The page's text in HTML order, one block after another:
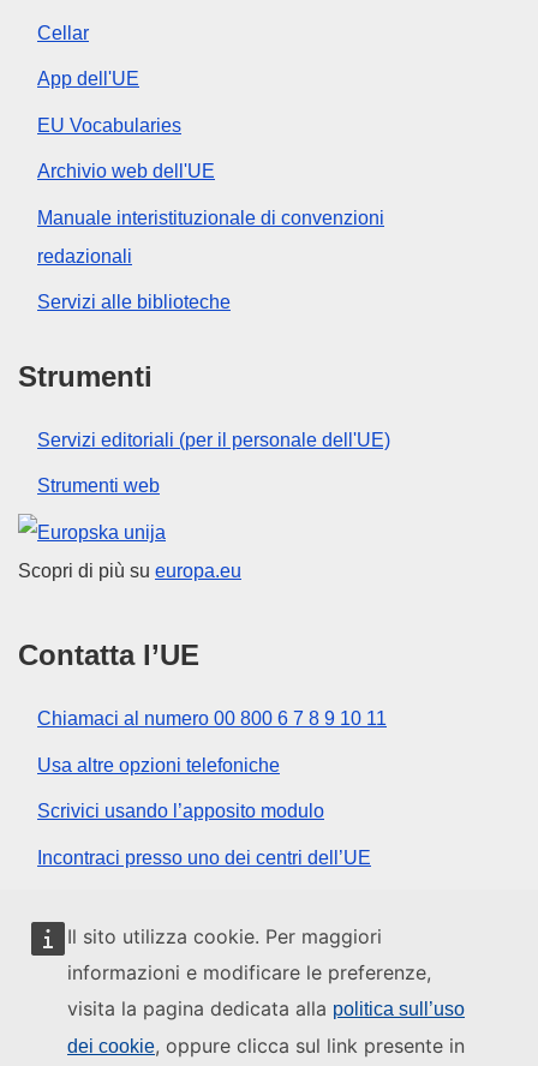
Il sito utilizza cookie. Per maggiori
informazioni e modificare le preferenze,
visita la pagina dedicata alla politica sull’uso
dei cookie, oppure clicca sul link presente in
Cellar
App dell'UE
EU Vocabularies
Archivio web dell'UE
Manuale interistituzionale di convenzioni
redazionali
Servizi alle biblioteche
Strumenti
Servizi editoriali (per il personale dell'UE)
Strumenti web
Unione europea
Scopri di più su europa.eu
Contatta l’UE
Chiamaci al numero 00 800 6 7 8 9 10 11
Usa altre opzioni telefoniche
Scrivici usando l’apposito modulo
Incontraci presso uno dei centri dell’UE
Social media